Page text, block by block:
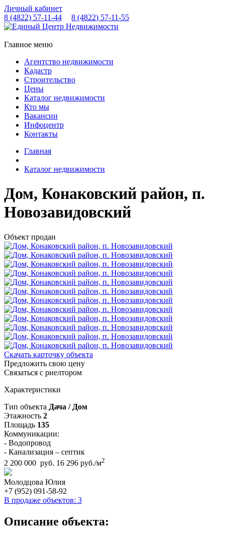
Личный кабинет
8 (4822) 57-11-44 8 (4822) 57-11-55
Главное меню
Агентство недвижимости
Кадастр
Строительство
Цены
Каталог недвижимости
Кто мы
Вакансии
Инфоцентр
Контакты
Главная
Каталог недвижимости
Дом, Конаковский район, п.
Новозавидовский
Объект продан
Скачать карточку объекта
Предложить свою цену
Связаться с риелтором
Характеристики
Тип объекта Дача / Дом
Этажность 2
Площадь 135
Коммуникации:
- Водопровод
- Канализация – септик
2 200 000 руб. 16 296 руб./м2
Молодцова Юлия
+7 (952) 091-58-92
В продаже объектов: 3
Описание объекта: